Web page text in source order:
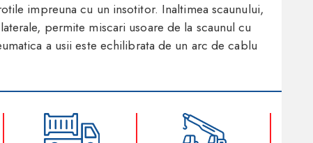
impreuna cu un insotitor. Inaltimea scaunului,
permite miscari usoare de la scaunul cu
a usii este echilibrata de un arc de cablu